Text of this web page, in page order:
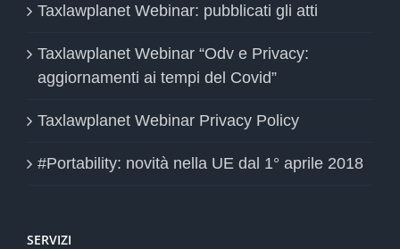
Taxlawplanet Webinar: pubblicati gli atti
Taxlawplanet Webinar “Odv e Privacy:
aggiornamenti ai tempi del Covid”
Taxlawplanet Webinar Privacy Policy
#Portability: novità nella UE dal 1° aprile 2018
SERVIZI